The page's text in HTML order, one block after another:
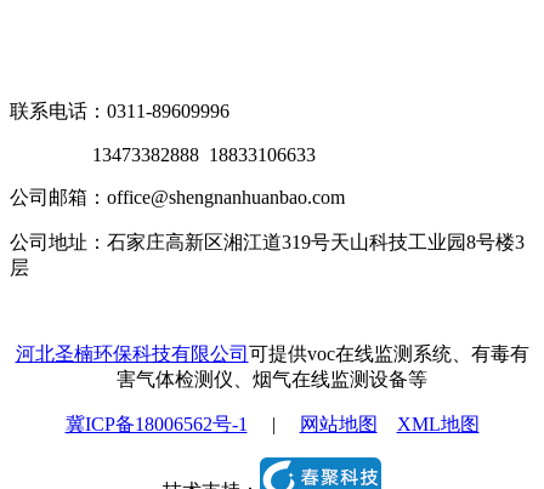
联系电话：0311-89609996
13473382888 18833106633
公司邮箱：office@shengnanhuanbao.com
公司地址：石家庄高新区湘江道319号天山科技工业园8号楼3
层
河北圣楠环保科技有限公司 可提供voc在线监测系统、有毒有
害气体检测仪、烟气在线监测设备等
冀ICP备18006562号-1 | 网站地图 XML地图